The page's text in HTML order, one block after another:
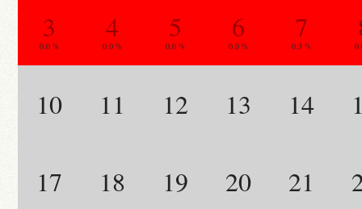
3
0.0 %
4
0.0 %
5
0.0 %
6
0.0 %
7
0.3 %
10 11 12 13 14
17 18 19 20 21